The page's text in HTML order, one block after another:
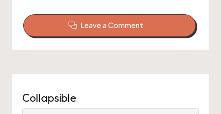
Leave a Comment
Collapsible